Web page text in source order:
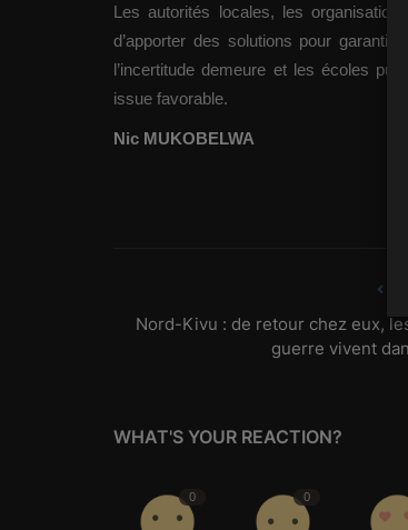
Les autorités locales, les
d’apporter des solutions pour garantir
l’incertitude demeure et les écoles
issue favorable.
Nic MUKOBELWA
Nord-Kivu : de retour chez eux,
guerre vivent
WHAT'S YOUR REACTION?
0 0